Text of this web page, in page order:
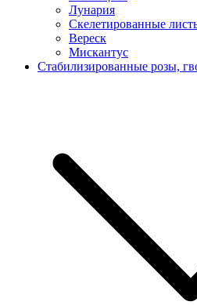
Лунария
Скелетированные
Вереск
Мискантус
Стабилизированные розы,